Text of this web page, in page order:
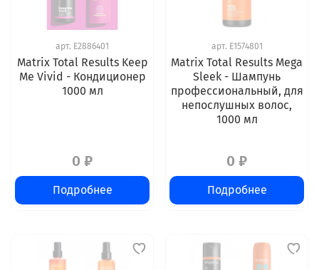
арт. E2886401
Matrix Total Results Keep
Me Vivid - Кондиционер
1000 мл
0 ₽
Подробнее
арт. E1574801
Matrix Total Results Mega
Sleek - Шампунь
профессиональный, для
непослушных волос,
1000 мл
0 ₽
Подробнее